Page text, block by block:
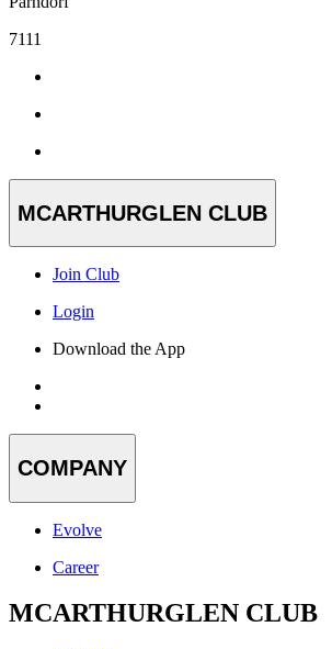
7111
MCARTHURGLEN CLUB
Join Club
Login
Download the App
COMPANY
Evolve
Career
MCARTHURGLEN CLUB